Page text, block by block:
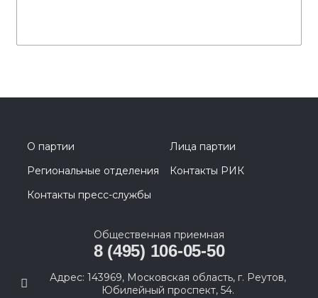
О партии
Лица партии
Региональные отделения
Контакты РИК
Контакты пресс-службы
Общественная приемная
8 (495) 106-05-50
Адрес: 143969, Московская область, г. Реутов,
Юбилейный проспект, 54.